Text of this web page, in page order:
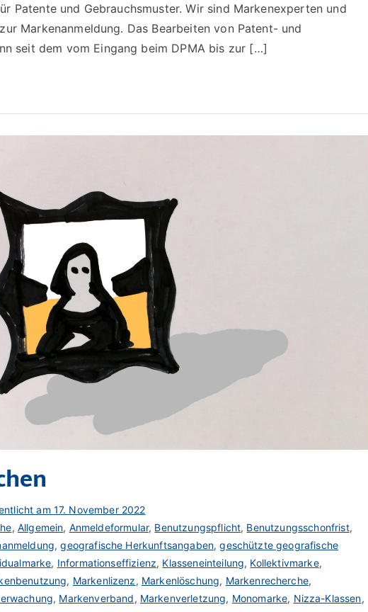
Patente und Gebrauchsmuster. Wir sind Markenexperten und
Markenanmeldung. Das Bearbeiten von Patent- und
seit dem vom Eingang beim DPMA bis zur […]
am 17. November 2022
, Allgemein, Anmeldeformular, Benutzungspflicht, Benutzungsschonfrist,
,geografische Herkunftsangaben,geschützte geografische
, Informationseffizienz, Klasseneinteilung, Kollektivmarke,
, Markenlizenz, Markenlöschung, Markenrecherche,
, Markenverband, Markenverletzung, Monomarke, Nizza-Klassen,